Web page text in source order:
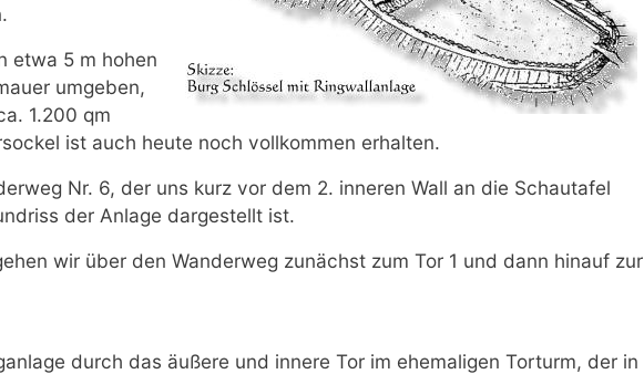
etwa 5 m hohen
umgeben,
1.200 qm
ist auch heute noch vollkommen erhalten.
Nr. 6, der uns kurz vor dem 2. inneren Wall an die Schautafel
der Anlage dargestellt ist.
wir über den Wanderweg zunächst zum Tor 1 und dann hinauf zur
durch das äußere und innere Tor im ehemaligen Torturm, der in